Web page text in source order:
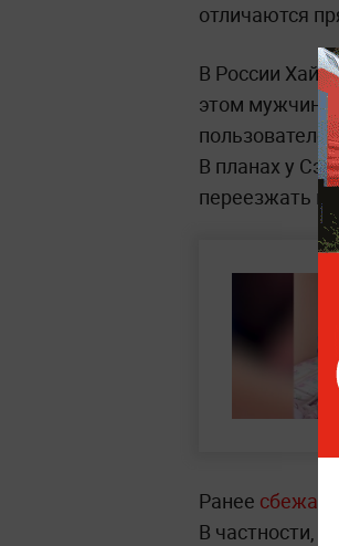
отличаются
В России
этом мужчина
В планах у
переезжать в
Ранее
В частности,